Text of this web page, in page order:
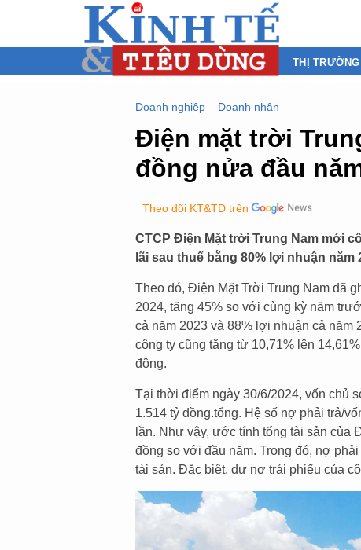
THỊ TRƯỜNG
Doanh nghiệp – Doanh nhân
Điện mặt trời
đồng nửa đầu
Theo dõi KT&TD trên
CTCP Điện Mặt trời Trung Nam mới
lãi sau thuế bằng 80% lợi nhuận năm
Theo đó, Điện Mặt Trời Trung Nam đã
2024, tăng 45% so với cùng kỳ năm
cả năm 2023 và 88% lợi nhuận cả năm
công ty cũng tăng từ 10,71% lên
động.
Tại thời điểm ngày 30/6/2024, vốn chủ
1.514 tỷ đồng.tổng. Hệ số nợ phải trả/
lần. Như vậy, ước tính tổng tài sản của
đồng so với đầu năm. Trong đó, nợ
tài sản. Đặc biệt, dư nợ trái phiếu của